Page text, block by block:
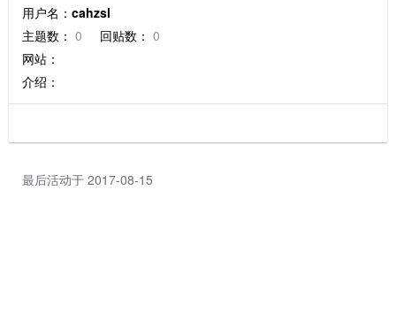
用户名： cahzsl
主题数： 0 回贴数： 0
网站：
介绍：
最后活动于 2017-08-15